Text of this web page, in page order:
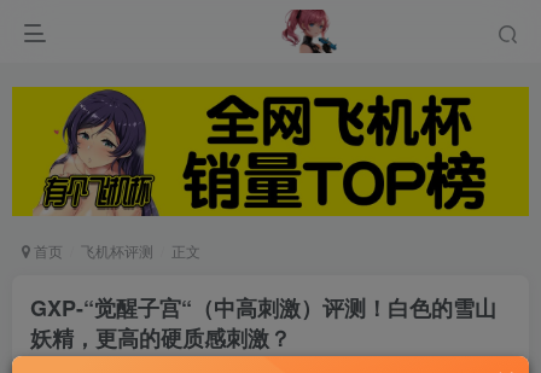
首页 飞机杯评测 正文
GXP-“觉醒子宫“（中高刺激）评测！白色的雪山
妖精，更高的硬质感刺激？